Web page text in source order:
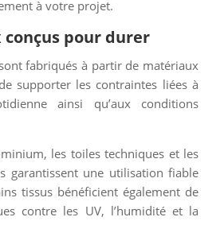
à votre projet.
pour durer
fabriqués à partir de matériaux
supporter les contraintes liées à
ainsi qu’aux conditions
les toiles techniques et les
garantissent une utilisation fiable
tissus bénéficient également de
contre les UV, l’humidité et la